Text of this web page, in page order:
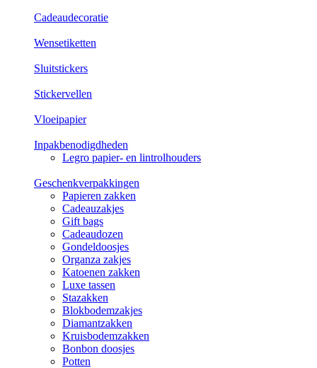
Cadeaudecoratie
Wensetiketten
Sluitstickers
Stickervellen
Vloeipapier
Inpakbenodigdheden
Legro papier- en lintrolhouders
Geschenkverpakkingen
Papieren zakken
Cadeauzakjes
Gift bags
Cadeaudozen
Gondeldoosjes
Organza zakjes
Katoenen zakken
Luxe tassen
Stazakken
Blokbodemzakjes
Diamantzakken
Kruisbodemzakken
Bonbon doosjes
Potten